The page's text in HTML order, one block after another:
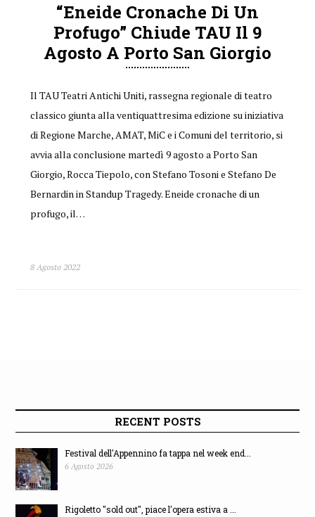
“Eneide Cronache Di Un
Profugo” Chiude TAU Il 9
Agosto A Porto San Giorgio
Il TAU Teatri Antichi Uniti, rassegna regionale di teatro
classico giunta alla ventiquattresima edizione su iniziativa
di Regione Marche, AMAT, MiC e i Comuni del territorio, si
avvia alla conclusione martedì 9 agosto a Porto San
Giorgio, Rocca Tiepolo, con Stefano Tosoni e Stefano De
Bernardin in Standup Tragedy. Eneide cronache di un
profugo, il…
8 Agosto 2022
RECENT POSTS
Festival dell'Appennino fa tappa nel week end...
6 Agosto 2026
Rigoletto "sold out", piace l'opera estiva a ...